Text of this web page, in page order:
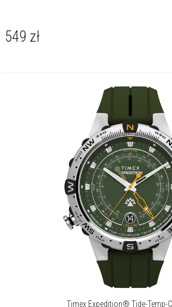
549 zł
Timex Expedition® Tide-Temp-